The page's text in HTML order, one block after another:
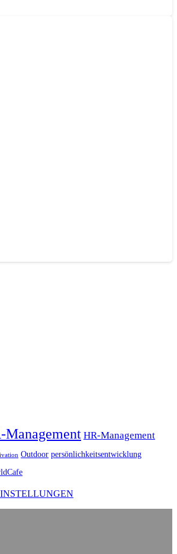
Management HR-Management
Outdoor persönlichkeitsentwicklung